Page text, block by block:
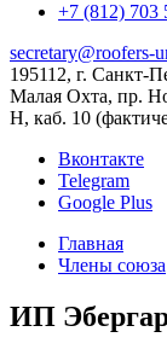
+7 (812) 703
secretary@roofers-
195112, г. Санкт-
Малая Охта, пр.
Н, каб. 10
Вконтакте
Telegram
Google Plus
Главная
Члены союза
ИП